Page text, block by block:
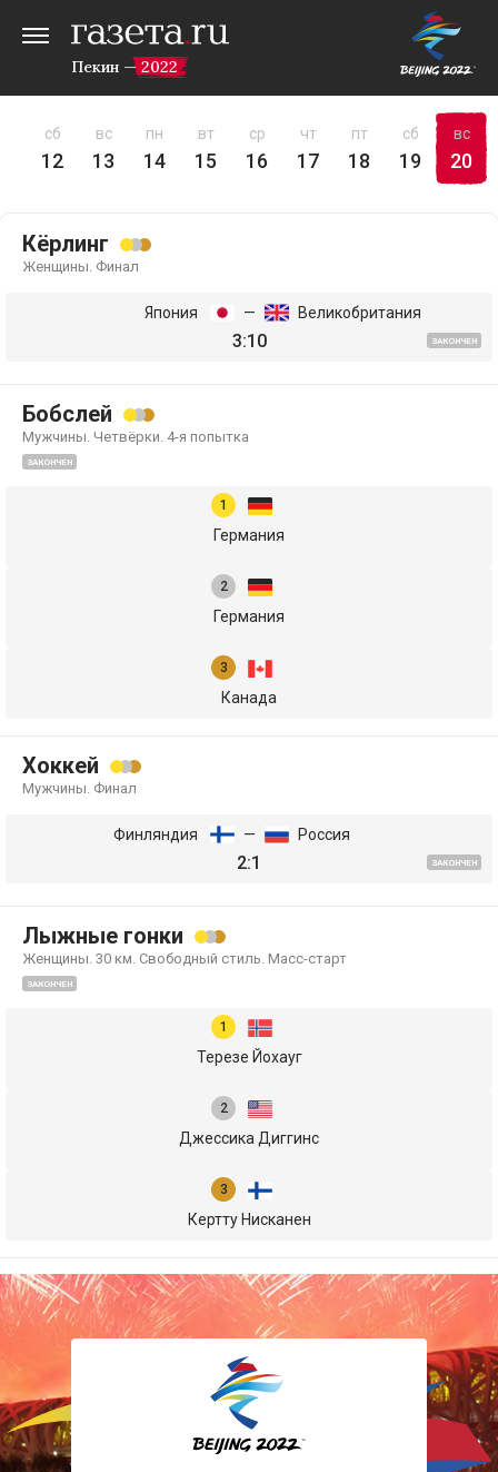
Пекин — 2022
сб
12
вс
13
пн
14
вт
15
ср
16
чт
17
пт
18
сб
19
вс
20
Кёрлинг
Женщины. Финал
Япония — Великобритания
3:10 ЗАКОНЧЕН
Бобслей
Мужчины. Четвёрки. 4-я попытка
ЗАКОНЧЕН
Германия
Германия
Канада
Хоккей
Мужчины. Финал
Финляндия — Россия
2:1 ЗАКОНЧЕН
Лыжные гонки
Женщины. 30 км. Свободный стиль. Масс-старт
ЗАКОНЧЕН
Терезе Йохауг
Джессика Диггинс
Кертту Нисканен